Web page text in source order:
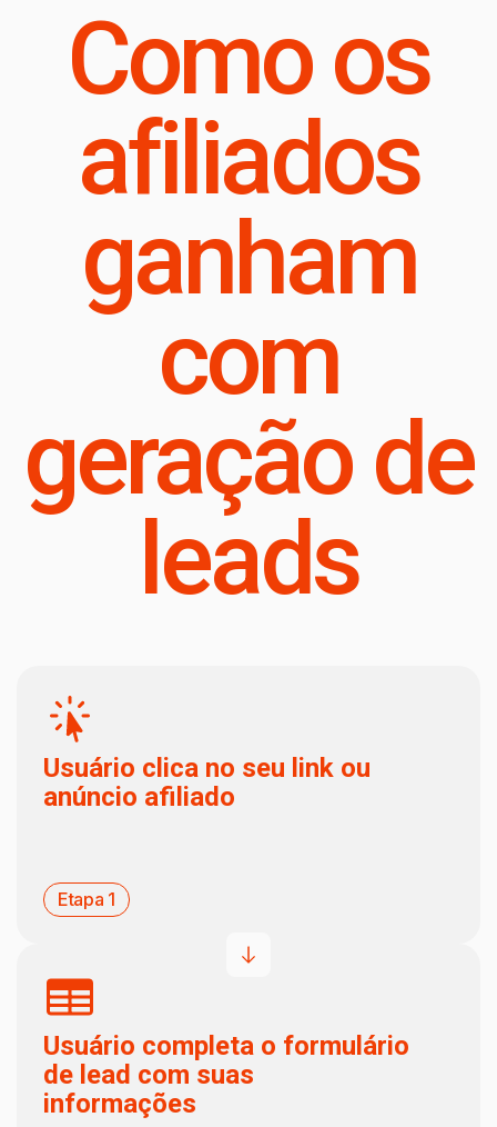
Como os
afiliados
ganham
com
geração de
leads
Usuário clica no seu link ou
anúncio afiliado
Etapa 1
Usuário completa o formulário
de lead com suas
informações